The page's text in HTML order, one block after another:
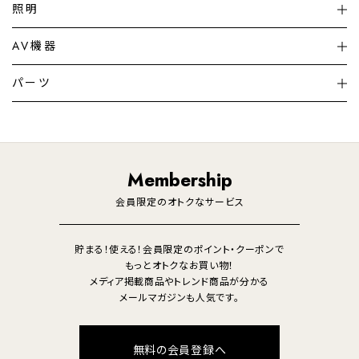
加湿器・空気清浄機
暖房機 掃除機
調理家電 生活家電
照明
シーリングライト
デスクライト
AV機器
テレビ
パーツ
Membership
会員限定のオトクなサービス
貯まる！使える！会員限定のポイント・クーポンで
もっとオトクなお買い物！
メディア掲載商品やトレンド商品が分かる
メールマガジンも人気です。
無料の会員登録へ